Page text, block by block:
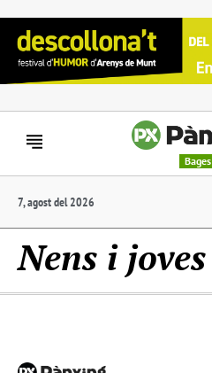
Bages
7, agost del 2026
Nens i joves